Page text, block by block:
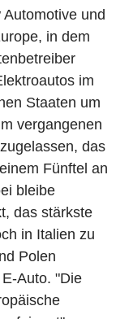
und
in dem
im
Staaten um
vergangenen
das
Fünftel an
bleibe
das stärkste
in Italien zu
Polen
Auto. "Die